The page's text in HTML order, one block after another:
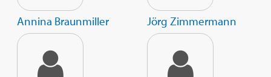
Annina Braunmiller Jörg Zimmermann